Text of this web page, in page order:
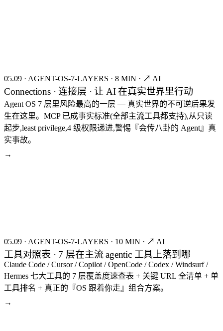
05.09 · AGENT-OS-7-LAYERS · 8 MIN · ↗ AI
Connections · 连接层 · 让 AI 在真实世界里行动
Agent OS 7 层里风险最高的一层 — 真实世界的不可逆后果发
生在这里。MCP 已成事实标准(全部主流工具都支持),从只读
起步,least privilege,4 级权限递进,警惕『会传八卦的 Agent』真
实事故。
→
05.09 · AGENT-OS-7-LAYERS · 10 MIN · ↗ AI
工具对照表 · 7 层在主流 agentic 工具上落到哪
Claude Code / Cursor / Copilot / OpenCode / Codex / Windsurf /
Hermes 七大工具的 7 层覆盖度速查表 + 关键 URL 全清单 + 单
工具排名 + 真正的『OS 跟着你走』组合方案。
→